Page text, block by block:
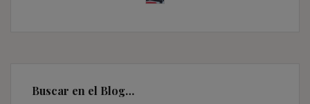
Buscar en el Blog…